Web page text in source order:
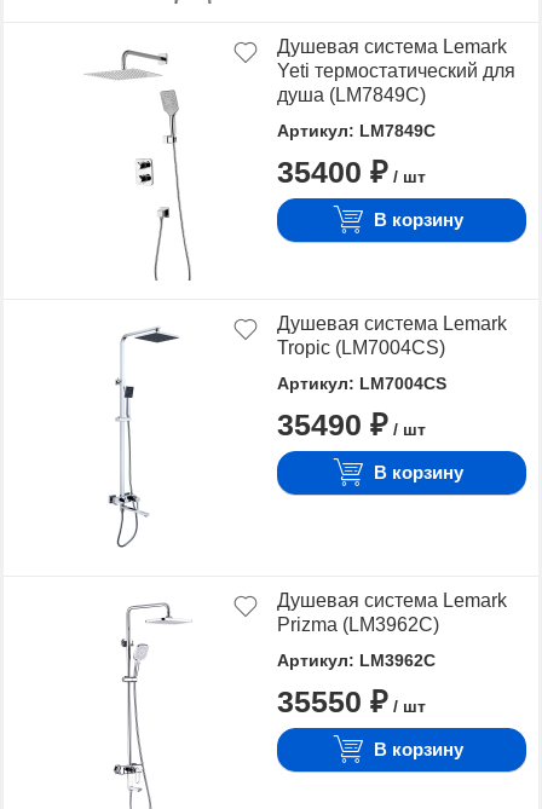
Душевая система Lemark
Yeti термостатический для
душа (LM7849С)
Артикул: LM7849C
35400 ₽ / шт
В корзину
Душевая система Lemark
Tropic (LM7004СS)
Артикул: LM7004CS
35490 ₽ / шт
В корзину
Душевая система Lemark
Prizma (LM3962C)
Артикул: LM3962C
35550 ₽ / шт
В корзину